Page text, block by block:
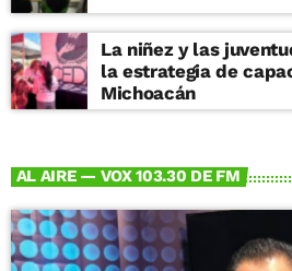
La niñez y las
la estrategia de
Michoacán
AL AIRE — VOX 103.30 DE FM